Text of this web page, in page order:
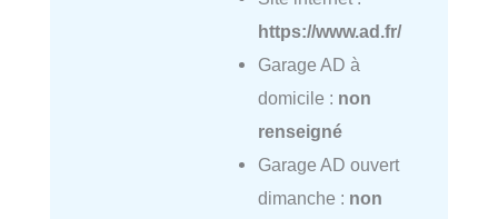
https://www.ad.fr/
Garage AD à
domicile : non
renseigné
Garage AD ouvert
dimanche : non